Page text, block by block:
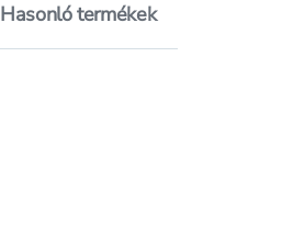
Hasonló termékek